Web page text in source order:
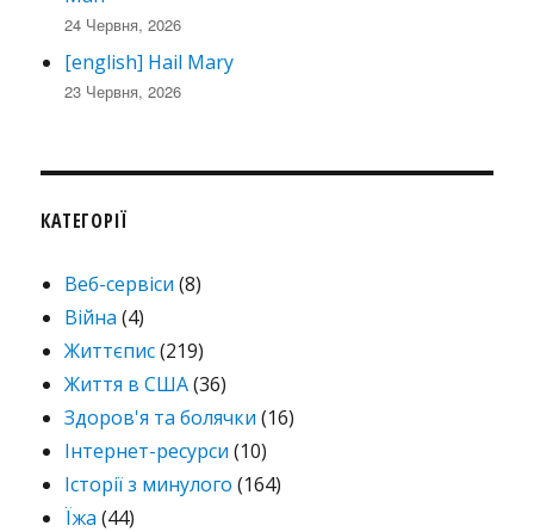
24 Червня, 2026
[english] Hail Mary
23 Червня, 2026
КАТЕГОРІЇ
Веб-сервіси (8)
Війна (4)
Життєпис(219)
Життя в США(36)
Здоров'я та болячки (16)
Інтернет-ресурси (10)
Історії з минулого (164)
Їжа (44)